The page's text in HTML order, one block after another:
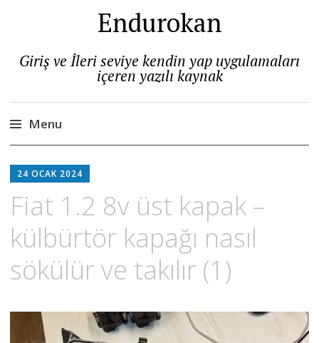
Endurokan
Giriş ve İleri seviye kendin yap uygulamaları
içeren yazılı kaynak
Menu
to
24 OCAK 2024
Fiat 1.2 8v üst kapak –
külbürtör kapağı nasıl
sökülür ve takılır (1)